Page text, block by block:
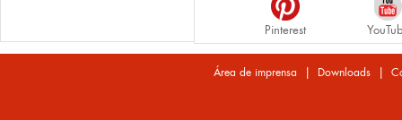
Pinterest
Área de imprensa | Downloads |